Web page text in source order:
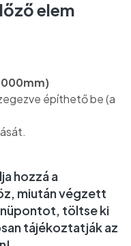
elem
építhető be (a
hozzá a
miután végzett
töltse ki
tájékoztatják az